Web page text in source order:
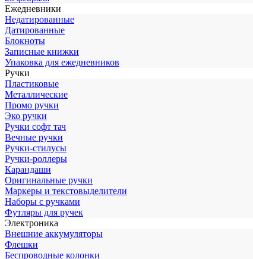
Ежедневники
Недатированные
Датированные
Блокноты
Записные книжки
Упаковка для ежедневников
Ручки
Пластиковые
Металлические
Промо ручки
Эко ручки
Ручки софт тач
Вечные ручки
Ручки-стилусы
Ручки-роллеры
Карандаши
Оригинальные ручки
Маркеры и текстовыделители
Наборы с ручками
Футляры для ручек
Электроника
Внешние аккумуляторы
Флешки
Беспроводные колонки